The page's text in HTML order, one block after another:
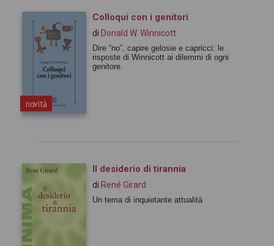
novità
Colloqui con i genitori
di Donald W. Winnicott
Dire “no”, capire gelosie e capricci: le
risposte di Winnicott ai dilemmi di ogni
genitore.
Il desiderio di tirannia
di René Girard
Un tema di inquietante attualità